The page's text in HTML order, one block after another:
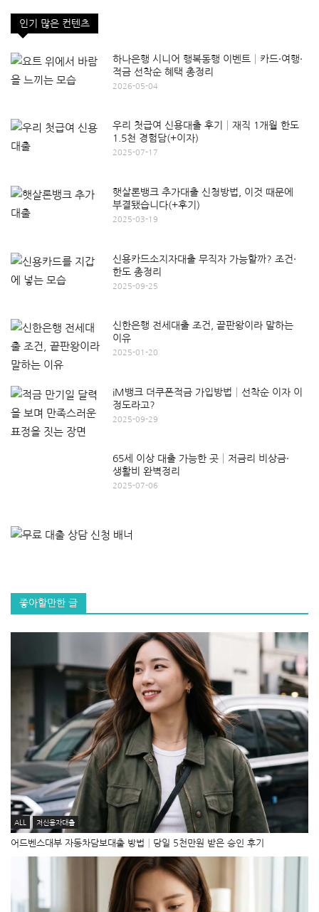
인기 많은 컨텐츠
하나은행 시니어 행복동행 이벤트│카드·여행·
적금 선착순 혜택 총정리
2026-05-04
우리 첫급여 신용대출 후기│재직 1개월 한도
1.5천 경험담(+이자)
2025-07-17
햇살론뱅크 추가대출 신청방법, 이것 때문에
부결됐습니다(+후기)
2025-03-19
신용카드소지자대출 무직자 가능할까? 조건·
한도 총정리
2025-09-25
신한은행 전세대출 조건, 끝판왕이라 말하는
이유
2025-01-20
iM뱅크 더쿠폰적금 가입방법│선착순 이자 이
정도라고?
2025-09-29
65세 이상 대출 가능한 곳│저금리 비상금·
생활비 완벽정리
2025-07-06
좋아할만한 글
ALL 저신용자대출
어드벤스대부 자동차담보대출 방법│당일 5천만원 받은 승인 후기